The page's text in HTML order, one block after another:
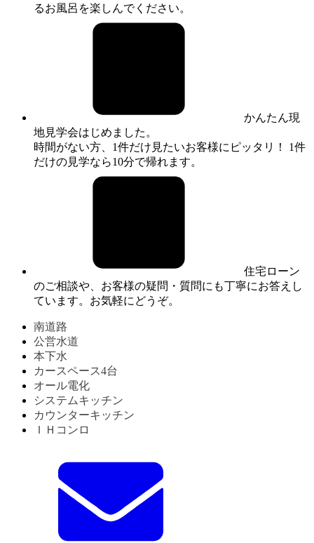
るお風呂を楽しんでください。
かんたん現
地見学会はじめました。
時間がない方、1件だけ見たいお客様にピッタリ！ 1件
だけの見学なら10分で帰れます。
住宅ローン
のご相談や、お客様の疑問・質問にも丁寧にお答えし
ています。お気軽にどうぞ。
南道路
公営水道
本下水
カースペース4台
オール電化
システムキッチン
カウンターキッチン
ＩＨコンロ